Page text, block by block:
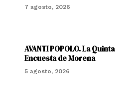
7 agosto, 2026
AVANTI POPOLO. La Quinta
Encuesta de Morena
5 agosto, 2026